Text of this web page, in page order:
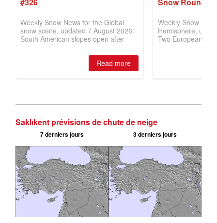
Saklıkent prévisions de chute de neige
7 derniers jours 3 derniers jours